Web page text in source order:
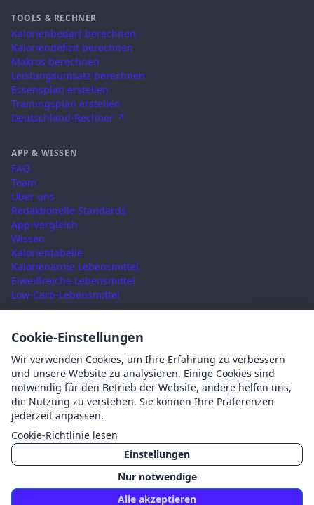
TOOLS & RECHNER
Kalorienbedarf berechnen
Kaloriendefizit berechnen
Makros berechnen
Leistungsumsatz berechnen
Essensplan erstellen
Trainingsplan erstellen
Deutschland-Rechner ↗
APP & WISSEN
FAQ
Team
Über uns
Redaktionelle Standards
App-Vergleich
Wissen
Kalorientabelle
Kalorienarme Lebensmittel
Eiweißreiche Lebensmittel
Low-Carb-Lebensmittel
RECHTLICHES
Nutzungsbedingungen
Datenschutz
Impressum
AGB
Cookies
Cookie-Einstellungen
©2026Mahlzait · Made with ❤️ in Germany
Cookie-Einstellungen
Wir verwenden Cookies, um Ihre Erfahrung zu verbessern
und unsere Website zu analysieren. Einige Cookies sind
notwendig für den Betrieb der Website, andere helfen uns,
die Nutzung zu verstehen. Sie können Ihre Präferenzen
jederzeit anpassen.
Cookie-Richtlinie lesen
Einstellungen
Nur notwendige
Alle akzeptieren